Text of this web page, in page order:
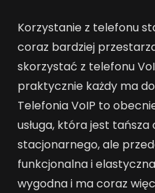
Korzystanie z telefonu
coraz bardziej
skorzystać z telefonu
praktycznie każdy ma
Telefonia VoIP to
usługa, która jest
stacjonarnego, ale
funkcjonalna i
wygodna i ma coraz